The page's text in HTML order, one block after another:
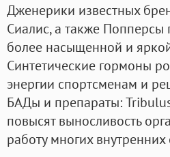
Дженерики известных
Сиалис, а также
более насыщенной и
Синтетические гормоны
энергии спортсменам и
БАДы и препараты:
повысят выносливость
работу многих